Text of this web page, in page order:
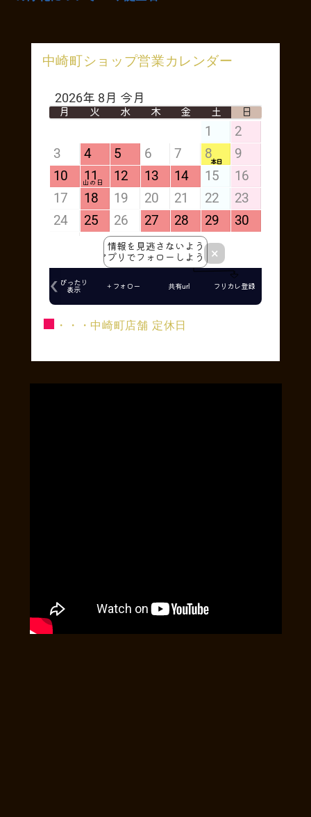
中崎町ショップ営業カレンダー
■ ・・・中崎町店舗 定休日